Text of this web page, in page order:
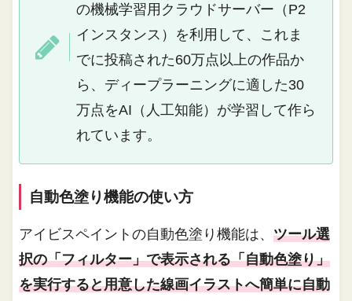
の機械学習用クラウドサーバー（P2
インスタンス）を利用して、これま
でに投稿された60万点以上の作品か
ら、ディープラーニングに適した30
万点をAI（人工知能）が学習して作ら
れています。
自動色塗り機能の使い方
アイビスペイントの自動色塗り機能は、ツール選
択の「フィルター」で表示される「自動色塗り」
を実行すると用意した線画イラストへ簡単に自動